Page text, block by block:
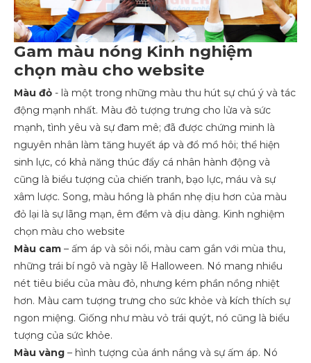
Gam màu nóng Kinh nghiệm
chọn màu cho website
Màu đỏ - là một trong những màu thu hút sự chú ý và tác
động mạnh nhất. Màu đỏ tượng trưng cho lửa và sức
mạnh, tình yêu và sự đam mê; đã được chứng minh là
nguyên nhân làm tăng huyết áp và đổ mồ hôi; thể hiện
sinh lực, có khả năng thúc đẩy cá nhân hành động và
cũng là biểu tượng của chiến tranh, bạo lực, máu và sự
xâm lược. Song, màu hồng là phần nhẹ dịu hơn của màu
đỏ lại là sự lãng mạn, êm đềm và dịu dàng. Kinh nghiệm
chọn màu cho website
Màu cam – ấm áp và sôi nổi, màu cam gắn với mùa thu,
những trái bí ngô và ngày lễ Halloween. Nó mang nhiều
nét tiêu biểu của màu đỏ, nhưng kém phần nồng nhiệt
hơn. Màu cam tượng trưng cho sức khỏe và kích thích sự
ngon miệng. Giống như màu vỏ trái quýt, nó cũng là biểu
tượng của sức khỏe.
Màu vàng – hình tượng của ánh nắng và sự ấm áp. Nó